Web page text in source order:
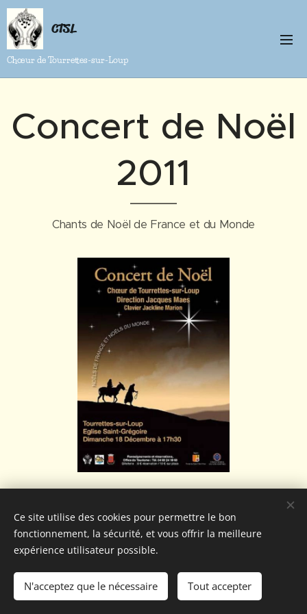
CTSL
Chœur de Tourrettes-sur-Loup
Concert de Noël
2011
Chants de Noël de France et du Monde
Optimisé par Webnode
Ce site utilise des cookies pour permettre le bon
fonctionnement, la sécurité, et vous offrir la meilleure
expérience utilisateur possible.
N'acceptez que le nécessaire Tout accepter